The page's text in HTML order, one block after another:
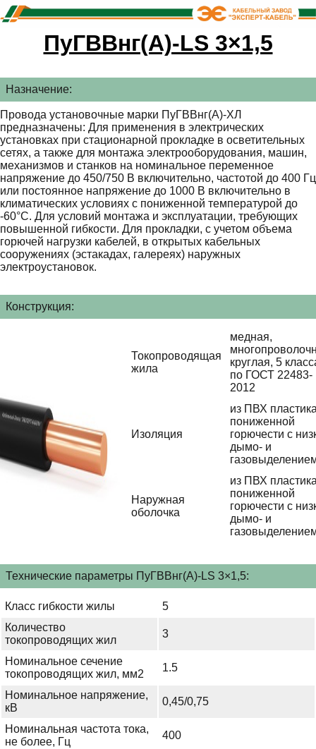
ПуГВВнг(А)-LS 3×1,5
Назначение:
Провода установочные марки ПуГВВнг(А)-ХЛ
предназначены: Для применения в электрических
установках при стационарной прокладке в осветительных
сетях, а также для монтажа электрооборудования, машин,
механизмов и станков на номинальное переменное
напряжение до 450/750 В включительно, частотой до 400 Гц
или постоянное напряжение до 1000 В включительно в
климатических условиях с пониженной температурой до
-60°С. Для условий монтажа и эксплуатации, требующих
повышенной гибкости. Для прокладки, с учетом объема
горючей нагрузки кабелей, в открытых кабельных
сооружениях (эстакадах, галереях) наружных
электроустановок.
Конструкция:
Токопроводящая
жила
медная,
круглая, 5
по ГОСТ 22483-
2012
Изоляция
из ПВХ
пониженной
горючести с
дымо- и
Наружная
оболочка
из ПВХ
пониженной
горючести с
дымо- и
Технические параметры ПуГВВнг(А)-LS 3×1,5:
Класс гибкости жилы
5
Количество
токопроводящих жил
3
Номинальное сечение
токопроводящих жил, мм2
1.5
Номинальное напряжение,
кВ
0,45/0,75
Номинальная частота тока,
не более, Гц
400